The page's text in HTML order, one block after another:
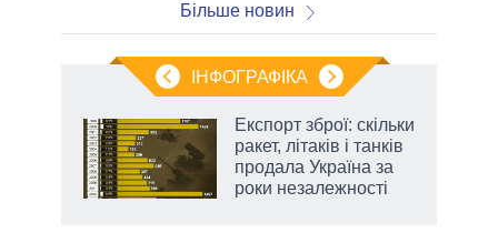
Більше новин
ІНФОГРАФІКА
Експорт зброї: скільки
ракет, літаків і танків
продала Україна за
роки незалежності